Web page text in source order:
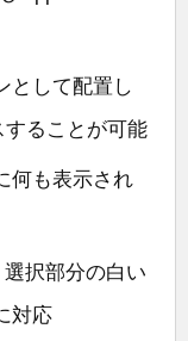
として配置し
することが可能
何も表示され
択部分の白い
対応